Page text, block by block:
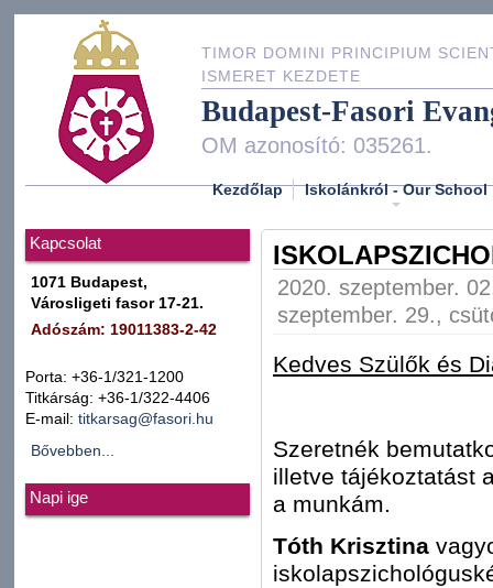
TIMOR DOMINI PRINCIPIUM
ISMERET KEZDETE
Budapest-Fasori
OM azonosító: 035261.
Kezdőlap Iskolánkról - Our School
Kapcsolat
1071 Budapest,
Városligeti fasor 17-21.
Adószám: 19011383-2-42
Porta: +36-1/321-1200
Titkárság: +36-1/322-4406
E-mail: titkarsag@fasori.hu
Bővebben...
Napi ige
2020. szeptember.
szeptember. 29.,
Kedves Szülők és
Szeretnék
illetve tájékoztatást
a munkám.
Tóth Krisztina